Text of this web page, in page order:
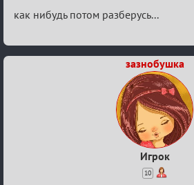
как нибудь потом разберусь...
зазнобушка
Игрок
10